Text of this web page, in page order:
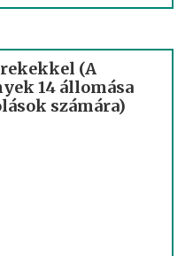
(A
14 állomása
számára)